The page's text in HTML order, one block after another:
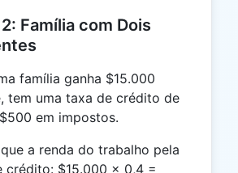
Família com Dois
família ganha $15.000
tem uma taxa de crédito de
em impostos.
a renda do trabalho pela
crédito: $15.000 × 0,4 =